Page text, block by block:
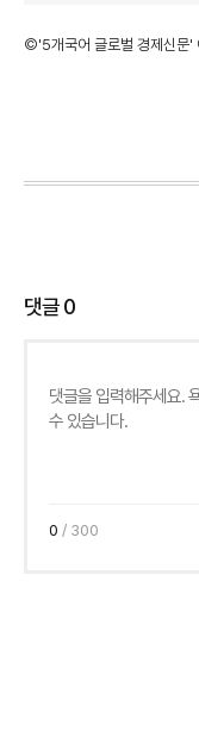
©'5개국어 글로벌 경제신문'
댓글0
0 / 300